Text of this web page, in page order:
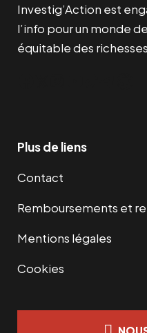
Investig’Action est
l’info pour un monde
équitable des
Plus de liens
Contact
Remboursements et
Mentions légales
Cookies